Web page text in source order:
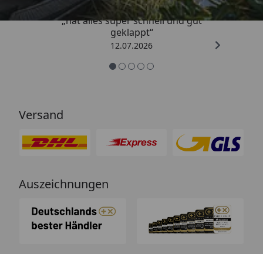
„hat alles super schnell und gut
geklappt“
12.07.2026
Versand
Auszeichnungen